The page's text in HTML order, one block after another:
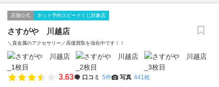
店舗公式 ネット予約スピードくじ対象店
さすがや 川越店
＼貴金属のアクセサリー／高価買取を強化中です！！
3.63 口コミ 5件 写真 441枚